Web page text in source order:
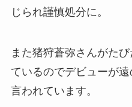
じられ謹慎処分に。
また猪狩蒼弥さんがた
ているのでデビューが
言われています。